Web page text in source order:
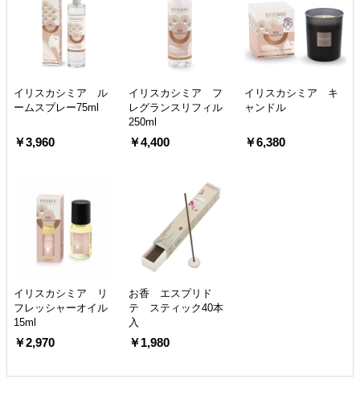
イリスカシミア ル
ームスプレー75ml
￥3,960
イリスカシミア フ
レグランスリフィル
250ml
￥4,400
イリスカシミア キ
ャンドル
￥6,380
イリスカシミア リ
フレッシャーオイル
15ml
￥2,970
お香 エスプリド
テ スティック40本
入
￥1,980